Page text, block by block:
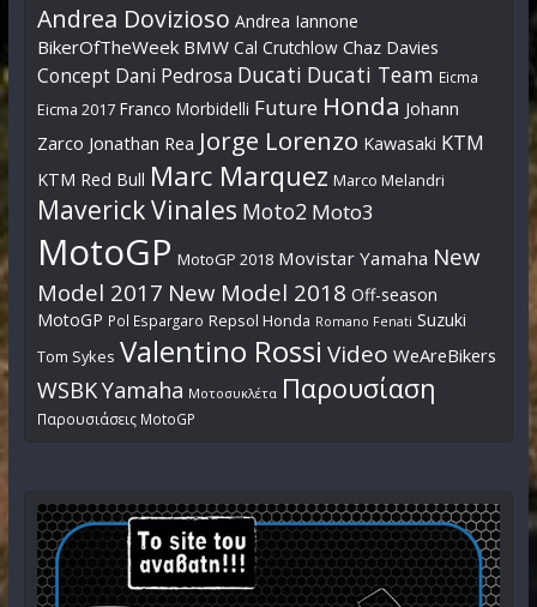
Andrea Dovizioso Andrea Iannone
BikerOfTheWeek BMW Cal Crutchlow Chaz Davies
Concept Dani Pedrosa Ducati Ducati Team Eicma
Eicma 2017 Franco Morbidelli Future Honda Johann
Zarco Jonathan Rea Jorge Lorenzo Kawasaki KTM
KTM Red Bull Marc Marquez Marco Melandri
Maverick Vinales Moto2 Moto3
MotoGP MotoGP 2018 Movistar Yamaha New
Model 2017 New Model 2018 Off-season
MotoGP Pol Espargaro Repsol Honda Romano Fenati Suzuki
Tom Sykes Valentino Rossi Video WeAreBikers
WSBKYamaha Μοτοσυκλέτα Παρουσίαση
Παρουσιάσεις MotoGP